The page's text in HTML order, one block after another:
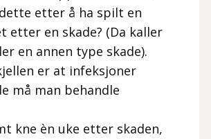
etter å ha spilt en
etter en skade? (Da kaller
en annen type skade).
er at infeksjoner
må man behandle
kne èn uke etter skaden,